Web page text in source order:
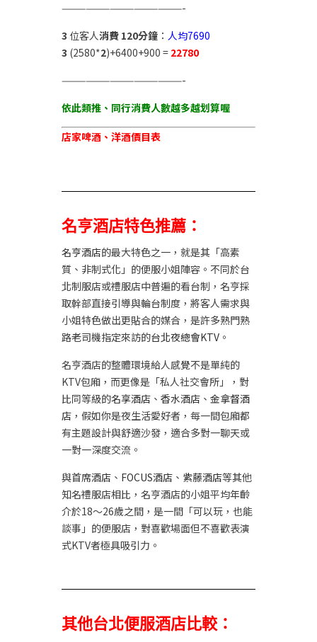
———————————————-
3 位客人消費 120分鐘 ： 人均7690
3 (2580*2)+6400+900 = 22780
———————————————-
依此類推、同行消費人數越多越划算喔
店家啤酒、洋酒價目表
名亨酒店特色推薦：
名亨酒店的最大特色之一，就是其「高素
質、非制式化」的便服小姐陣容。不同於台
北制服店或禮服店中普遍的看台制，名亨採
取幹部直接引導與輪台制度，將客人需求與
小姐特色做出更貼合的媒合，是許多熟門熟
路老司機指定來訪的台北夜總會KTV 。
名亨酒店的整體環境給人感覺不是單純的
KTV包廂，而更像是「私人社交會所」，對
比同等級的名享酒店 、 香水酒店 、 金拿督酒
店 ，假如你是夜生活愛好者，每一間包廂都
有主題設計與舒適沙發，適合多對一聊天或
一對一深度交流。
與首席酒店 、 FOCUS酒店 、 紫藤酒店等其他
知名禮服店相比，名亨酒店的小姐平均年齡
介於18～26歲之間，是一間「可以玩，也能
談事」的便服店，對喜歡場面但不喜歡表演
式KTV者極具吸引力。
其他台北便服酒店比較：